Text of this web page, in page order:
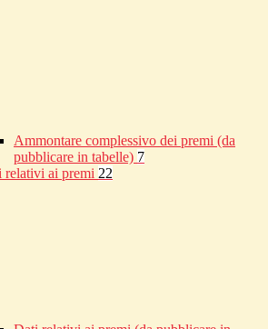
Ammontare complessivo dei premi (da
pubblicare in tabelle) 7
relativi ai premi 22